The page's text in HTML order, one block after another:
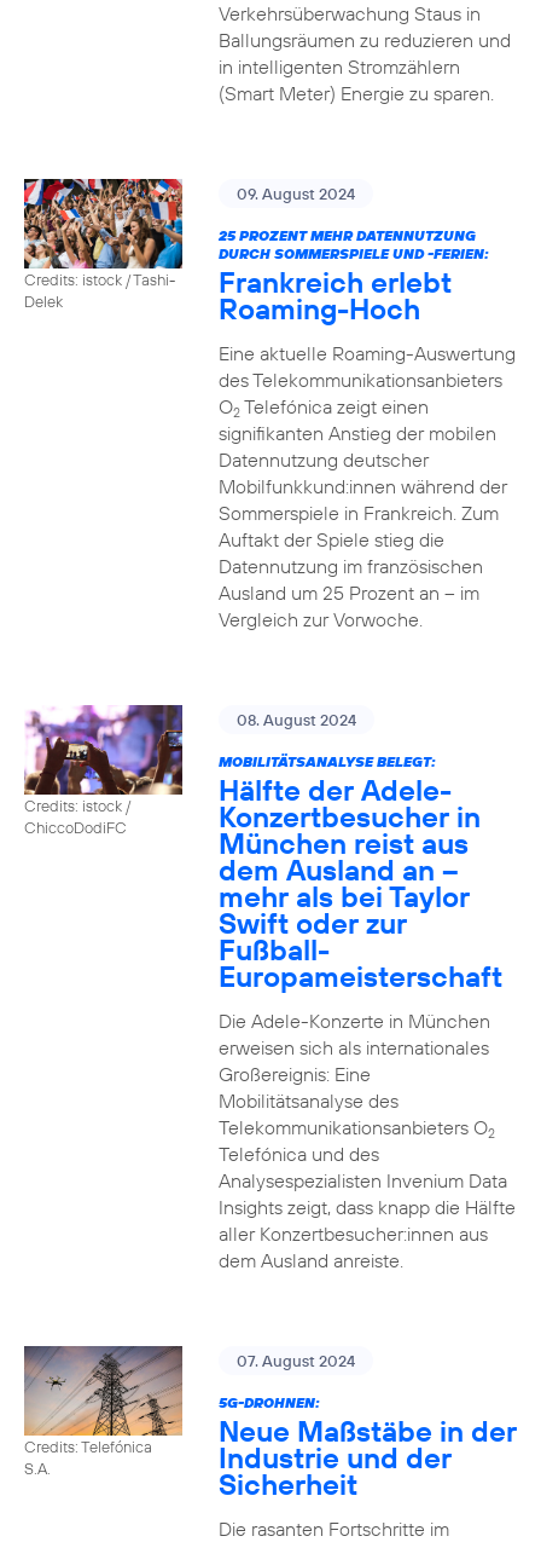
Verkehrsüberwachung Staus in
Ballungsräumen zu reduzieren und
in intelligenten Stromzählern
(Smart Meter) Energie zu sparen.
Credits: istock / Tashi-
Delek
09. August 2024
25 PROZENT MEHR DATENNUTZUNG
DURCH SOMMERSPIELE UND -FERIEN:
Frankreich erlebt
Roaming-Hoch
Eine aktuelle Roaming-Auswertung
des Telekommunikationsanbieters
O2Telefónica zeigt einen
signifikanten Anstieg der mobilen
Datennutzung deutscher
Mobilfunkkund:innen während der
Sommerspiele in Frankreich. Zum
Auftakt der Spiele stieg die
Datennutzung im französischen
Ausland um 25 Prozent an – im
Vergleich zur Vorwoche.
Credits: istock /
ChiccoDodiFC
08. August 2024
MOBILITÄTSANALYSE BELEGT:
Hälfte der Adele-
Konzertbesucher in
München reist aus
dem Ausland an –
mehr als bei Taylor
Swift oder zur
Fußball-
Europameisterschaft
Die Adele-Konzerte in München
erweisen sich als internationales
Großereignis: Eine
Mobilitätsanalyse des
Telekommunikationsanbieters O2
Telefónica und des
Analysespezialisten Invenium Data
Insights zeigt, dass knapp die Hälfte
aller Konzertbesucher:innen aus
dem Ausland anreiste.
Credits: Telefónica
S.A.
07. August 2024
5G-DROHNEN:
Neue Maßstäbe in der
Industrie und der
Sicherheit
Die rasanten Fortschritte im